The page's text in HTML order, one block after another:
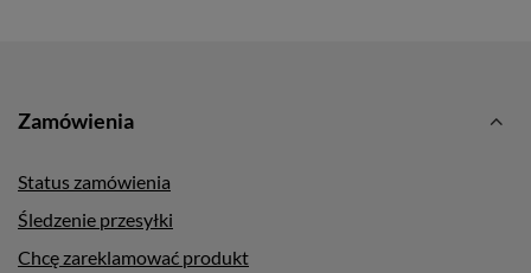
Zamówienia
Status zamówienia
Śledzenie przesyłki
Chcę zareklamować produkt